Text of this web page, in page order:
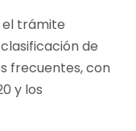
el trámite
de
frecuentes, con
y los